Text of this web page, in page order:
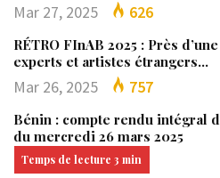
Mar 27, 2025 626
RÉTRO FInAB 2025 : Près
experts et artistes étrangers…
Mar 26, 2025 757
Bénin : compte rendu intégral
du mercredi 26 mars 2025